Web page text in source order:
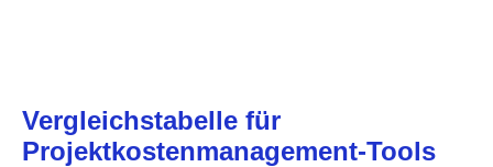
Vergleichstabelle für
Projektkostenmanagement-Tools